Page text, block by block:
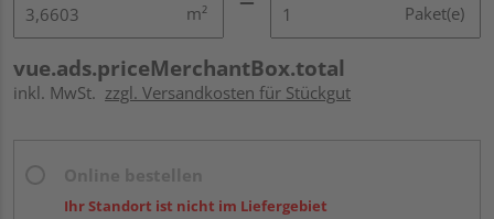
m² Paket(e)
vue.ads.priceMerchantBox.total
inkl. MwSt. zzgl. Versandkosten für Stückgut
Ihr Standort ist nicht im Liefergebiet